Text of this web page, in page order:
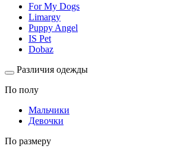
For My Dogs
Limargy
Puppy Angel
IS Pet
Dobaz
Различия одежды
По полу
Мальчики
Девочки
По размеру